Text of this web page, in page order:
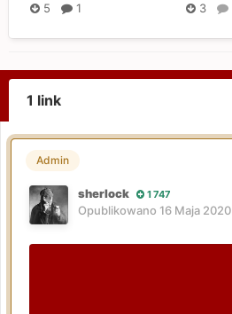
5 1 3
1 link
Admin
sherlock 1 747
Opublikowano 16 Maja 2020